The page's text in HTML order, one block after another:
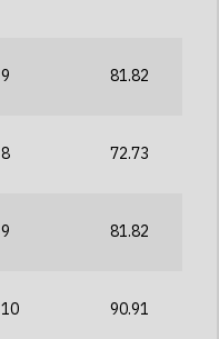
9 81.82
8 72.73
9 81.82
10 90.91